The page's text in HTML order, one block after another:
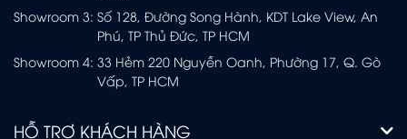
HỖ TRỢ KHÁCH HÀNG
Showroom 3: Số 128, Đường Song Hành, KDT Lake View, An
Phú, TP Thủ Đức, TP HCM
Showroom 4: 33 Hẻm 220 Nguyễn Oanh, Phường 17, Q. Gò
Vấp, TP HCM